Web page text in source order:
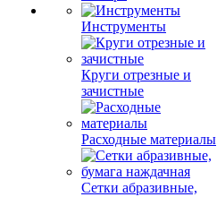
Инструменты
Круги отрезные и
зачистные
Расходные материалы
Сетки абразивные,